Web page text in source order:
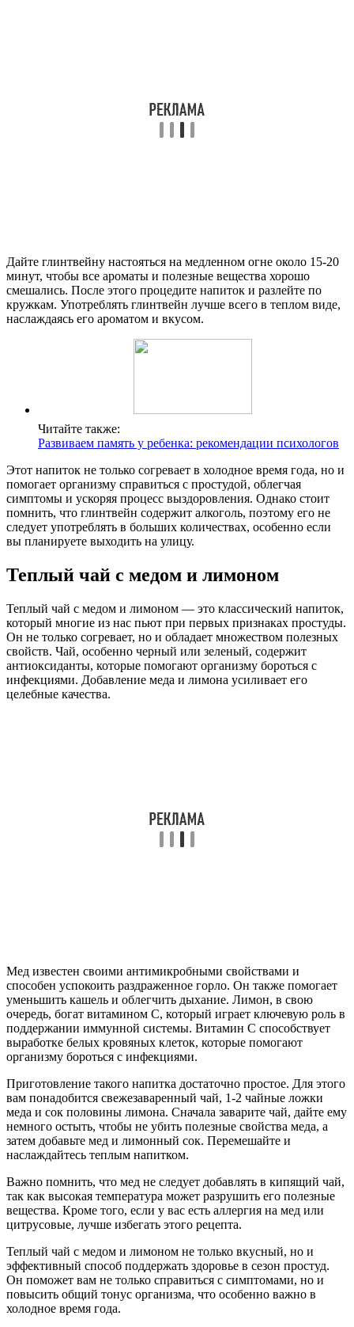
Дайте глинтвейну настояться на медленном огне около 15-20
минут, чтобы все ароматы и полезные вещества хорошо
смешались. После этого процедите напиток и разлейте по
кружкам. Употреблять глинтвейн лучше всего в теплом виде,
наслаждаясь его ароматом и вкусом.
Читайте также:
Развиваем память у ребенка: рекомендации психологов
Этот напиток не только согревает в холодное время года, но и
помогает организму справиться с простудой, облегчая
симптомы и ускоряя процесс выздоровления. Однако стоит
помнить, что глинтвейн содержит алкоголь, поэтому его не
следует употреблять в больших количествах, особенно если
вы планируете выходить на улицу.
Теплый чай с медом и лимоном
Теплый чай с медом и лимоном — это классический напиток,
который многие из нас пьют при первых признаках простуды.
Он не только согревает, но и обладает множеством полезных
свойств. Чай, особенно черный или зеленый, содержит
антиоксиданты, которые помогают организму бороться с
инфекциями. Добавление меда и лимона усиливает его
целебные качества.
Мед известен своими антимикробными свойствами и
способен успокоить раздраженное горло. Он также помогает
уменьшить кашель и облегчить дыхание. Лимон, в свою
очередь, богат витамином C, который играет ключевую роль в
поддержании иммунной системы. Витамин C способствует
выработке белых кровяных клеток, которые помогают
организму бороться с инфекциями.
Приготовление такого напитка достаточно простое. Для этого
вам понадобится свежезаваренный чай, 1-2 чайные ложки
меда и сок половины лимона. Сначала заварите чай, дайте ему
немного остыть, чтобы не убить полезные свойства меда, а
затем добавьте мед и лимонный сок. Перемешайте и
наслаждайтесь теплым напитком.
Важно помнить, что мед не следует добавлять в кипящий чай,
так как высокая температура может разрушить его полезные
вещества. Кроме того, если у вас есть аллергия на мед или
цитрусовые, лучше избегать этого рецепта.
Теплый чай с медом и лимоном не только вкусный, но и
эффективный способ поддержать здоровье в сезон простуд.
Он поможет вам не только справиться с симптомами, но и
повысить общий тонус организма, что особенно важно в
холодное время года.